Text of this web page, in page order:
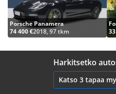
Porsche Panamera
74 400 €2018, 97 tkm
Harkitsetko
Katso 3 tapaa